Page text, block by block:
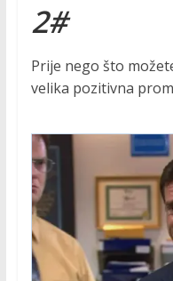
2#
Prije nego što
velika pozitivna